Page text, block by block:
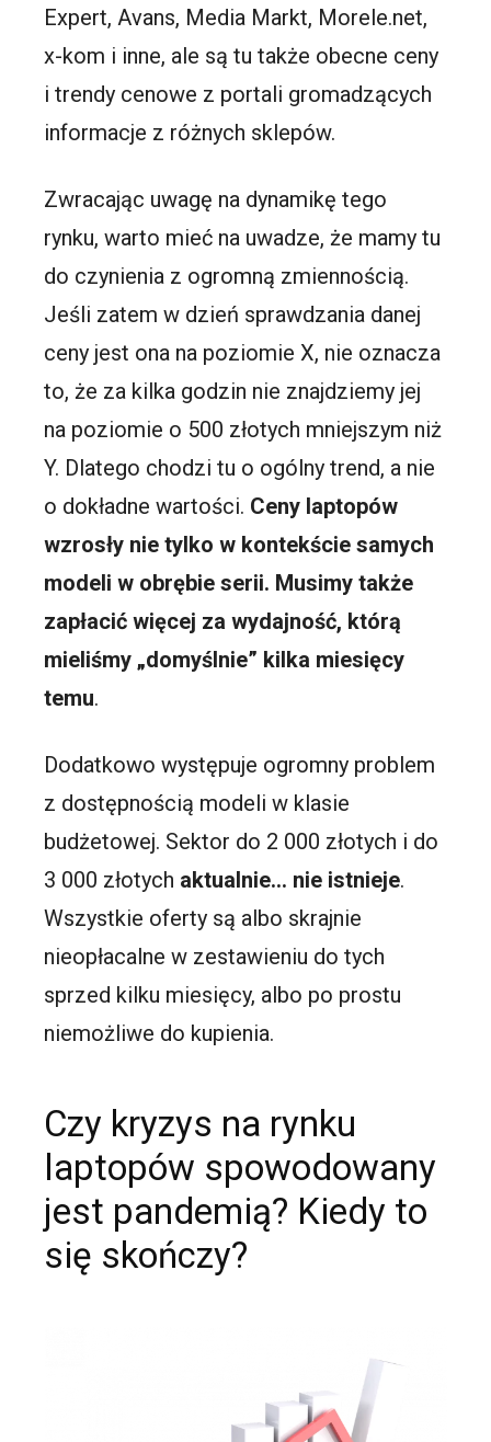
Expert, Avans, Media Markt, Morele.net,
x-kom i inne, ale są tu także obecne ceny
i trendy cenowe z portali gromadzących
informacje z różnych sklepów.
Zwracając uwagę na dynamikę tego
rynku, warto mieć na uwadze, że mamy tu
do czynienia z ogromną zmiennością.
Jeśli zatem w dzień sprawdzania danej
ceny jest ona na poziomie X, nie oznacza
to, że za kilka godzin nie znajdziemy jej
na poziomie o 500 złotych mniejszym niż
Y. Dlatego chodzi tu o ogólny trend, a nie
o dokładne wartości. Ceny laptopów
wzrosły nie tylko w kontekście samych
modeli w obrębie serii. Musimy także
zapłacić więcej za wydajność, którą
mieliśmy „domyślnie” kilka miesięcy
temu.
Dodatkowo występuje ogromny problem
z dostępnością modeli w klasie
budżetowej. Sektor do 2 000 złotych i do
3 000 złotych aktualnie… nie istnieje.
Wszystkie oferty są albo skrajnie
nieopłacalne w zestawieniu do tych
sprzed kilku miesięcy, albo po prostu
niemożliwe do kupienia.
Czy kryzys na rynku
laptopów spowodowany
jest pandemią? Kiedy to
się skończy?